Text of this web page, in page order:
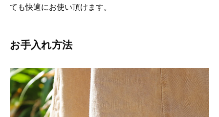
ても快適にお使い頂けます。
お手入れ方法